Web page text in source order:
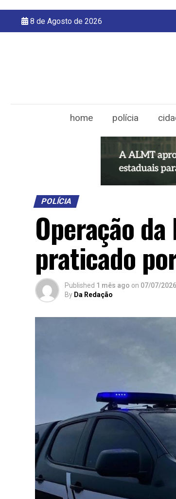
8 de Agosto de 2026
home polícia
POLÍCIA
Operação
praticado
Published 1 mês ago on 07/07/2026
By Da Redação